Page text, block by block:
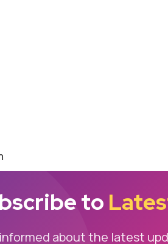
to
about the latest